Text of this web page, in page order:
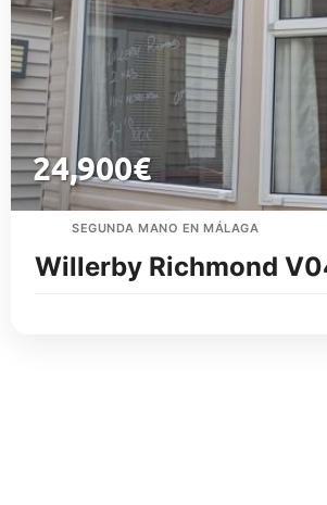
24,900€
SEGUNDA MANO EN MÁLAGA
Willerby Richmond